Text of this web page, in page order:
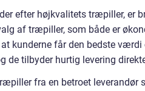
efter højkvalitets træpiller, er
af træpiller, som både er
kunderne får den bedste
de tilbyder hurtig levering
fra en betroet leverandør